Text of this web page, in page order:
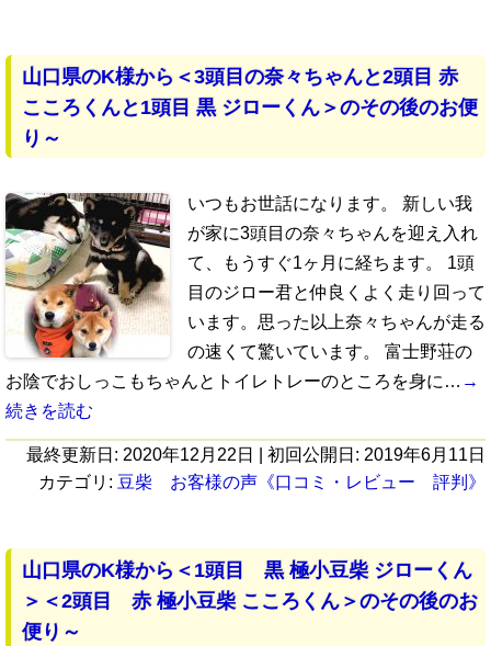
山口県のK様から＜3頭目の奈々ちゃんと2頭目 赤
こころくんと1頭目 黒 ジローくん＞のその後のお便
り～
いつもお世話になります。 新しい我
が家に3頭目の奈々ちゃんを迎え入れ
て、もうすぐ1ヶ月に経ちます。 1頭
目のジロー君と仲良くよく走り回って
います。思った以上奈々ちゃんが走る
の速くて驚いています。 富士野荘の
お陰でおしっこもちゃんとトイレトレーのところを身に… →
続きを読む
最終更新日: 2020年12月22日 | 初回公開日: 2019年6月11日
カテゴリ: 豆柴 お客様の声《口コミ・レビュー 評判》
山口県のK様から＜1頭目 黒 極小豆柴 ジローくん
＞＜2頭目 赤 極小豆柴 こころくん＞のその後のお
便り～